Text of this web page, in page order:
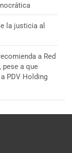
la justicia al
a Red
a que
PDV Holding